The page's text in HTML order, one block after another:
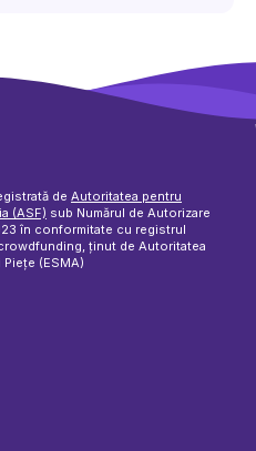
de Autoritatea pentru
(ASF) sub Numărul de Autorizare
în conformitate cu registrul
ținut de Autoritatea
(ESMA)